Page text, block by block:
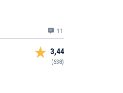
11
3,44
(638)